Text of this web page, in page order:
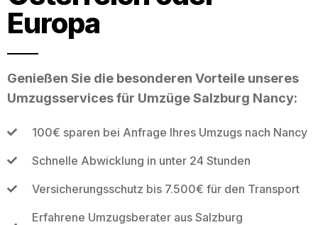
Europa
Genießen Sie die besonderen Vorteile unseres
Umzugsservices für Umzüge Salzburg Nancy:
100€ sparen bei Anfrage Ihres Umzugs nach Nancy
Schnelle Abwicklung in unter 24 Stunden
Versicherungsschutz bis 7.500€ für den Transport
Erfahrene Umzugsberater aus Salzburg